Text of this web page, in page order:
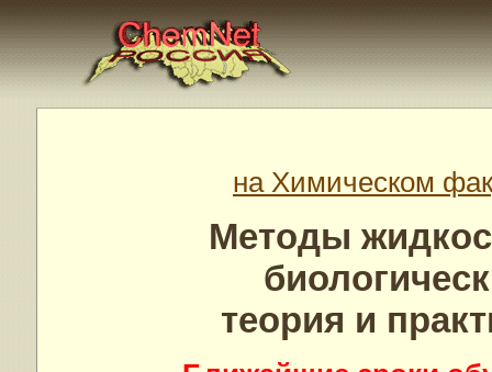
на Химическом
Методы
теория и